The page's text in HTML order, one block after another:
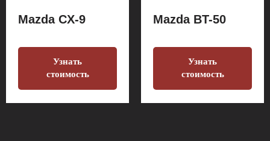
Mazda CX-9
Узнать
стоимость
Mazda BT-50
Узнать
стоимость